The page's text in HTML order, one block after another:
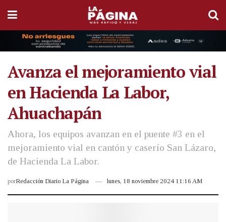
Avanza el mejoramiento vial
en Hacienda La Labor,
Ahuachapán
Ahora, los equipos avanzan en el puente #3 en el
mejoramiento vial en cantón y caserío San Lázaro,
de Hacienda La Labor.
porRedacción Diario La Página lunes, 18 noviembre 2024 11:16 AM